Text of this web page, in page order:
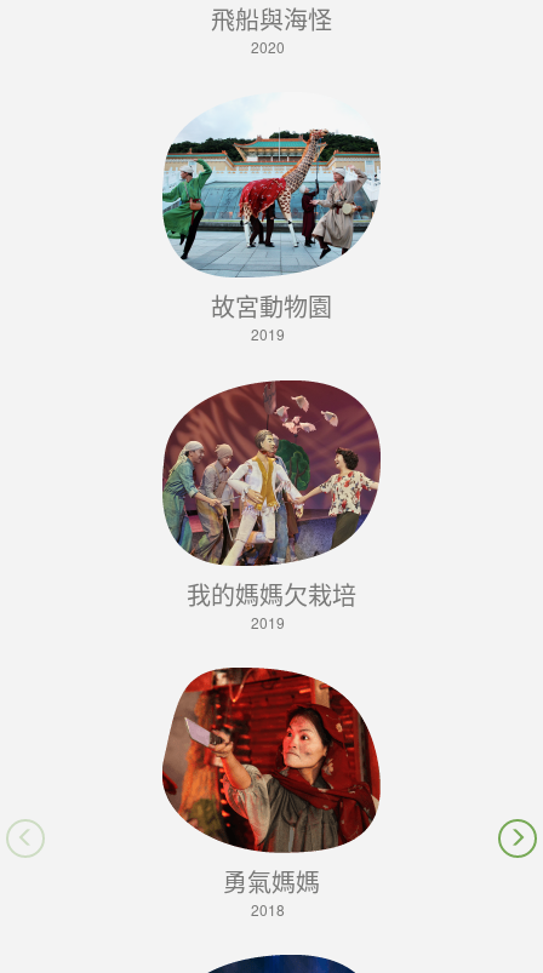
飛船與海怪
2020
故宮動物園
2019
我的媽媽欠栽培
2019
勇氣媽媽
2018
Previous